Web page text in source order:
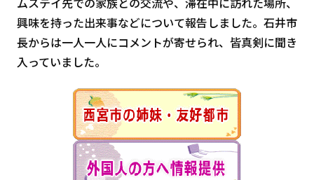
興味を持った出来事などについて報告しました。石井市
長からは一人一人にコメントが寄せられ、皆真剣に聞き
入っていました。